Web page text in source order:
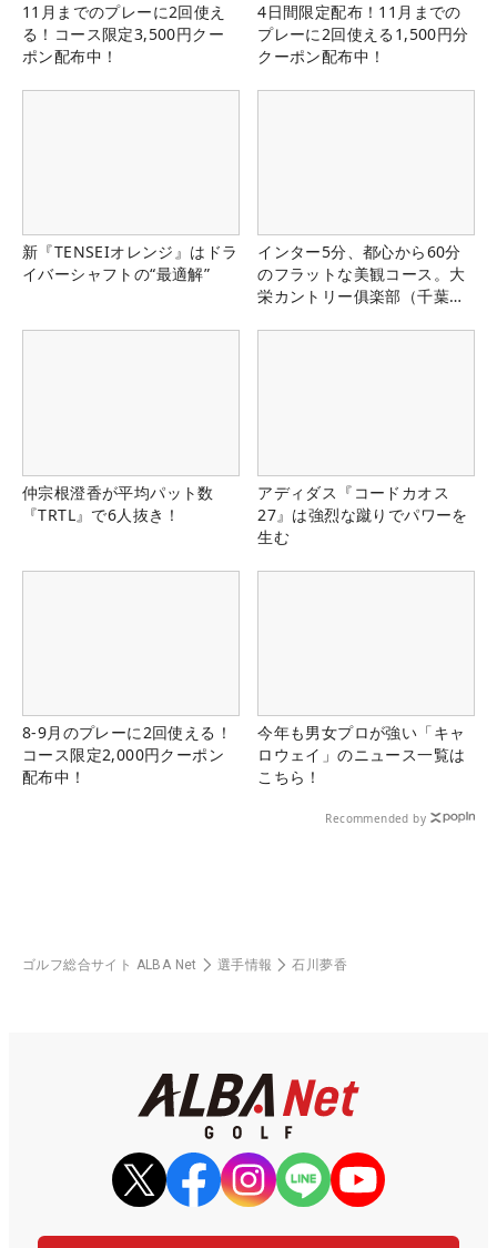
11月までのプレーに2回使え
る！コース限定3,500円クー
ポン配布中！
4日間限定配布！11月までの
プレーに2回使える1,500円分
クーポン配布中！
新『TENSEIオレンジ』はドラ
イバーシャフトの“最適解”
インター5分、都心から60分
のフラットな美観コース。大
栄カントリー俱楽部（千葉
仲宗根澄香が平均パット数
『TRTL』で6人抜き！
アディダス『コードカオス
27』は強烈な蹴りでパワーを
生む
8-9月のプレーに2回使える！
コース限定2,000円クーポン
配布中！
今年も男女プロが強い「キャ
ロウェイ」のニュース一覧は
こちら！
Recommended by
ゴルフ総合サイト ALBA Net 選手情報 石川夢香